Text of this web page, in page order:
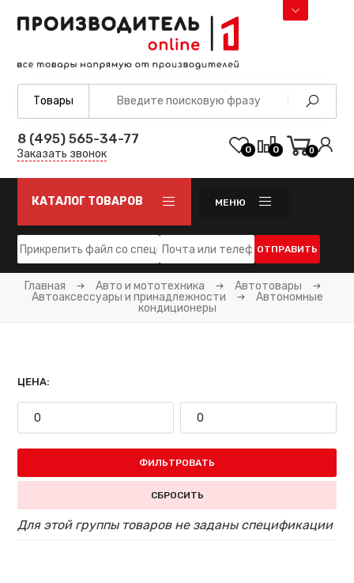
8 (495) 565-34-77
Заказать звонок 0 0 0
КАТАЛОГ ТОВАРОВ МЕНЮ
ОТПРАВИТЬ
Главная Авто и мототехника
Автотовары
Автоаксессуары и принадлежности
Автономные
кондиционеры
ЦЕНА:
ФИЛЬТРОВАТЬ
СБРОСИТЬ
Для этой группы товаров не заданы спецификации